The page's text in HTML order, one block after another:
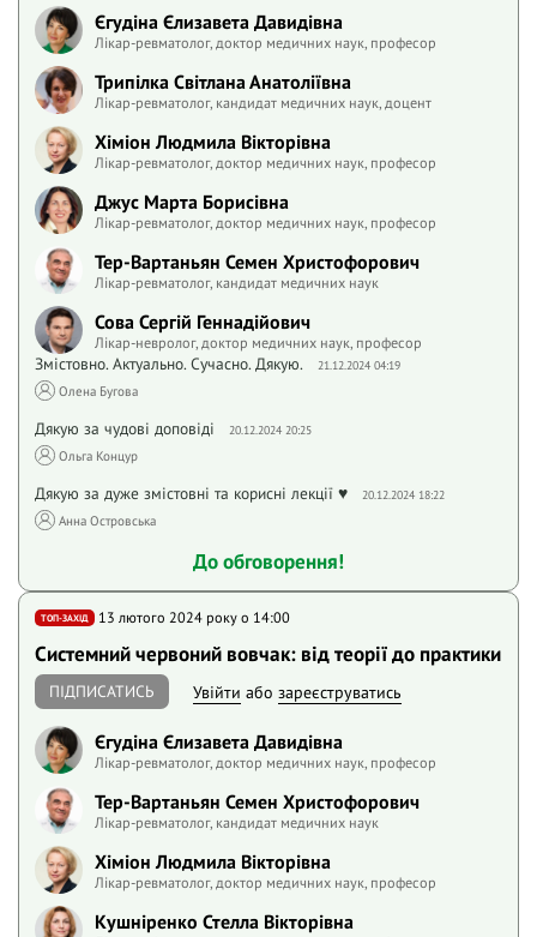
Єгудіна Єлизавета Давидівна
Лікар-ревматолог, доктор медичних наук, професор
Трипілка Світлана Анатоліївна
Лікар-ревматолог, кандидат медичних наук, доцент
Хіміон Людмила Вікторівна
Лікар-ревматолог, доктор медичних наук, професор
Джус Марта Борисівна
Лікар-ревматолог, доктор медичних наук, професор
Тер-Вартаньян Семен Христофорович
Лікар-ревматолог, кандидат медичних наук
Сова Сергій Геннадійович
Лікар-невролог, доктор медичних наук, професор
Змістовно. Актуально. Сучасно. Дякую. 21.12.2024 04:19
Олена Бугова
Дякую за чудові доповіді 20.12.2024 20:25
Ольга Концур
Дякую за дуже змістовні та корисні лекції ♥️ 20.12.2024 18:22
Анна Островська
До обговорення!
ТОП-ЗАХІД 13 лютого 2024 року o 14:00
Системний червоний вовчак: від теорії до практики
ПІДПИСАТИСЬ Увійти або зареєструватись
Єгудіна Єлизавета Давидівна
Лікар-ревматолог, доктор медичних наук, професор
Тер-Вартаньян Семен Христофорович
Лікар-ревматолог, кандидат медичних наук
Хіміон Людмила Вікторівна
Лікар-ревматолог, доктор медичних наук, професор
Кушніренко Стелла Вікторівна